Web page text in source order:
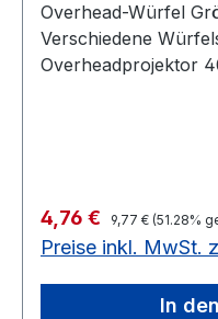
Overhead-Würfel Größe ca. 25 mm - 64 Teile
Verschiedene
Overheadprojektor
Verkaufspreis:
4,76 € Regulärer Preis:
9,77 € (51.28%
Preise inkl. MwSt.
In